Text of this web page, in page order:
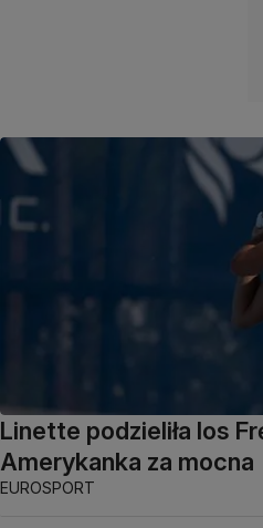
Linette podzieliła los
Amerykanka za mocna
EUROSPORT